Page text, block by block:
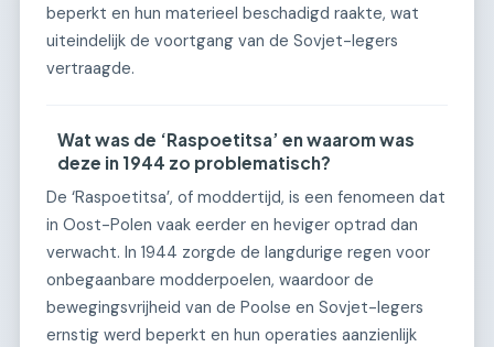
beperkt en hun materieel beschadigd raakte, wat
uiteindelijk de voortgang van de Sovjet-legers
vertraagde.
Wat was de ‘Raspoetitsa’ en waarom was
deze in 1944 zo problematisch?
De ‘Raspoetitsa’, of moddertijd, is een fenomeen dat
in Oost-Polen vaak eerder en heviger optrad dan
verwacht. In 1944 zorgde de langdurige regen voor
onbegaanbare modderpoelen, waardoor de
bewegingsvrijheid van de Poolse en Sovjet-legers
ernstig werd beperkt en hun operaties aanzienlijk